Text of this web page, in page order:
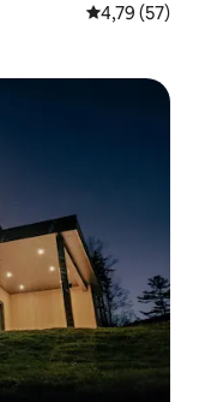
4,79 (57)